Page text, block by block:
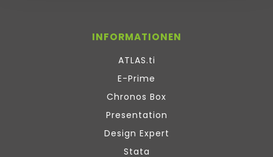
INFORMATIONEN
ATLAS.ti
E-Prime
Chronos Box
Presentation
Design Expert
Stata